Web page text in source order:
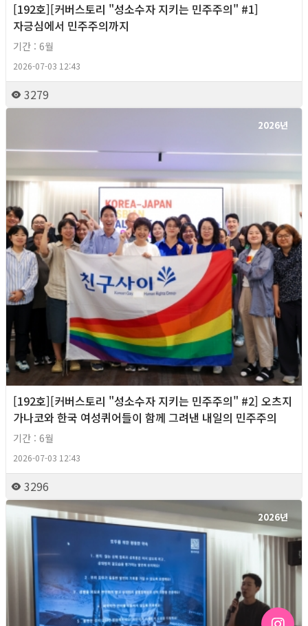
[192호][커버스토리 "성소수자 지키는 민주주의" #1]
자긍심에서 민주주의까지
기간 : 6월
2026-07-03 12:43
3279
2026년
[192호][커버스토리 "성소수자 지키는 민주주의" #2] 오츠지
가나코와 한국 여성퀴어들이 함께 그려낸 내일의 민주주의
기간 : 6월
2026-07-03 12:43
3296
2026년